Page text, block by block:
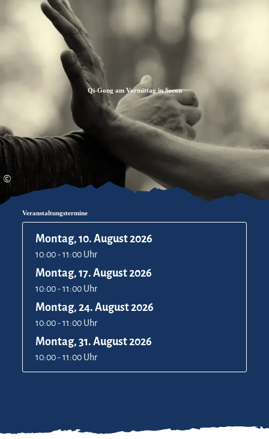
Zum
Inhalt
Zur
Suche
Zum
Footer
©
Qi-Gong am Vormittag in Seeon
Veranstaltungstermine
Montag, 10. August 2026
10:00 - 11:00 Uhr
Montag, 17. August 2026
10:00 - 11:00 Uhr
Montag, 24. August 2026
10:00 - 11:00 Uhr
Montag, 31. August 2026
10:00 - 11:00 Uhr